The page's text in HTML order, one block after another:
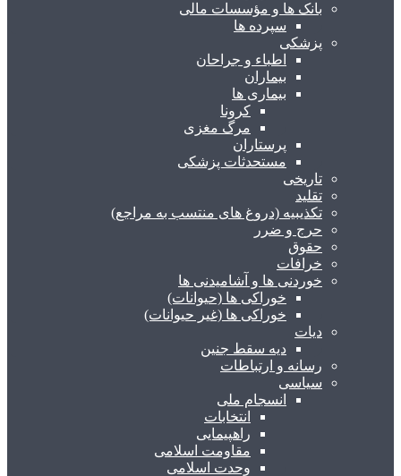
بانک ها و مؤسسات مالی
سپرده ها
پزشکی
اطباء و جراحان
بیماران
بیماری ها
کرونا
مرگ مغزی
پرستاران
مستحدثات پزشکی
تاریخی
تقلید
تکذیبیه (دروغ های منتسب به مراجع)
حرج و ضرر
حقوق
خرافات
خوردنی ها و آشامیدنی ها
خوراکی ها (حیوانات)
خوراکی ها (غیر حیوانات)
دیات
دیه سقط جنین
رسانه و ارتباطات
سیاسی
انسجام ملی
انتخابات
راهپیمایی
مقاومت اسلامی
وحدت اسلامی